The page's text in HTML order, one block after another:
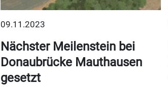
09.11.2023
Nächster Meilenstein bei
Donaubrücke Mauthausen
gesetzt